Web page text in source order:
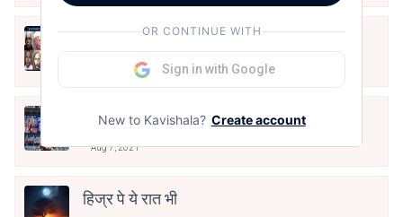
10 Greatest Hindi Poets Of India
Jun 16, 2020
तू भी है राणा का वंशज फेंक जहां तक भाला जाए:
Aug 7, 2021
हिज्र पे ये रात भी
OR CONTINUE WITH
Sign in with Google
New to Kavishala? Create account